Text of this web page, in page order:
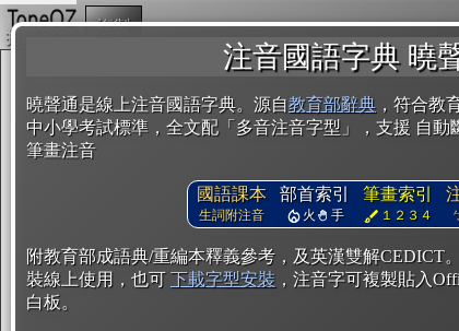
注音國語字典 曉
曉聲通是線上注音國語字典。源自教育部辭典 ，符合教
中小學考試標準，全文配「多音注音字型」，支援 自
筆畫注音
國語課本
生詞附注音
部首索引
火 手
筆畫索引
１２３４
附教育部成語典/重編本釋義參考，及英漢雙解CEDICT
裝線上使用，也可 下載字型安裝 ，注音字可複製貼入
白板。
複製